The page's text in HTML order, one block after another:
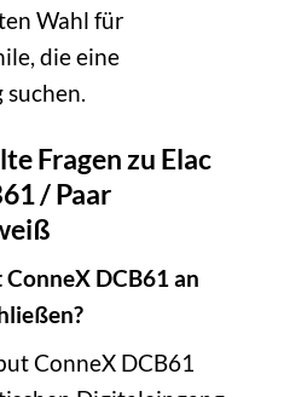
Wahl für
die eine
suchen.
Fragen zu Elac
/ Paar
DCB61 an
ConneX DCB61